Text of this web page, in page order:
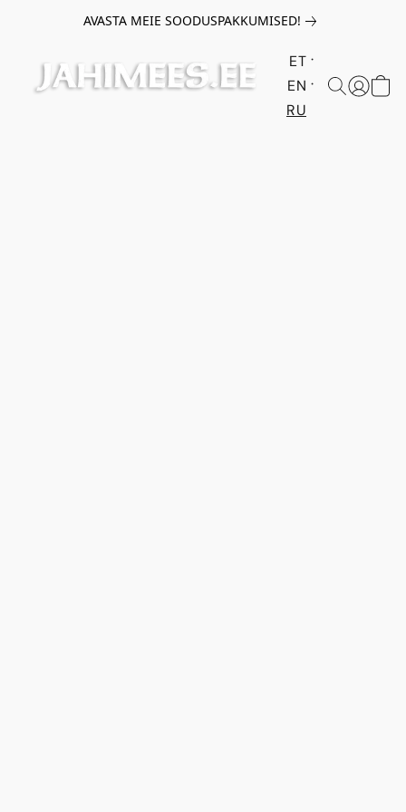
AVASTA MEIE SOODUSPAKKUMISED!
ET
EN
RU